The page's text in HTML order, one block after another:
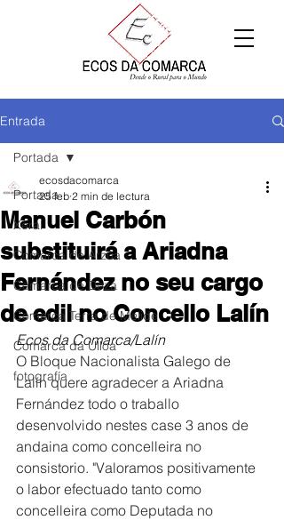
Entrada
Portada
Xeral
Comarca de Arzúa
Comarca de Deza
Comarca Terra de Melide
Comarca da Ulloa
fotografía
Portada
Manuel Carbón
substituirá a Ariadna
Fernández no seu cargo
de edil no Concello Lalín
ecosdacomarca
25 feb 2 min de lectura
Ecos da Comarca/Lalín
O Bloque Nacionalista Galego de
Lalín quere agradecer a Ariadna
Fernández todo o traballo
desenvolvido nestes case 3 anos de
andaina como concelleira no
consistorio. "Valoramos positivamente
o labor efectuado tanto como
concelleira como Deputada no